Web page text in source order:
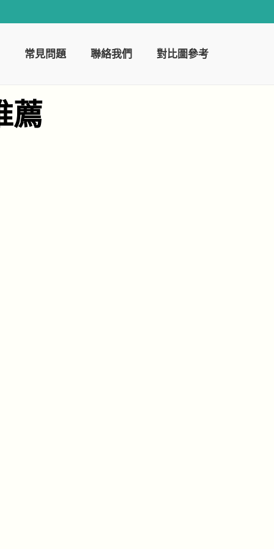
常見問題 聯絡我們 對比圖參考
薦